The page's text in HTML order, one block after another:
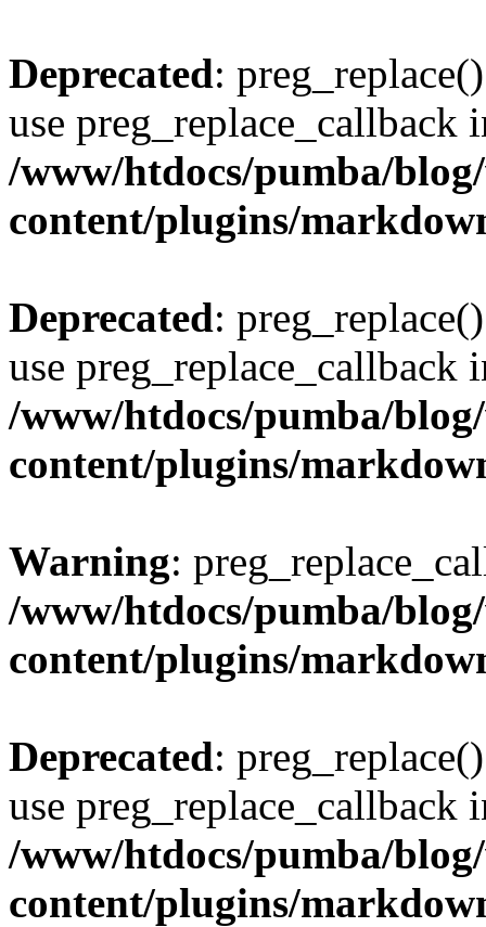
Deprecated:
use preg_replace_callback
/www/htdocs/pumba/
content/plugins/
Deprecated:
use preg_replace_callback
/www/htdocs/pumba/
content/plugins/
Warning:
/www/htdocs/pumba/
content/plugins/
Deprecated:
use preg_replace_callback
/www/htdocs/pumba/
content/plugins/